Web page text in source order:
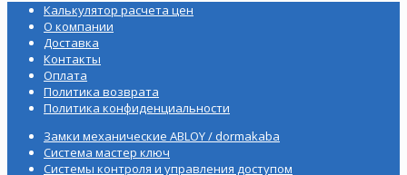
Калькулятор расчета цен
О компании
Доставка
Контакты
Оплата
Политика возврата
Политика конфиденциальности
Замки механические ABLOY / dormakaba
Система мастер ключ
Системы контроля и управления доступом